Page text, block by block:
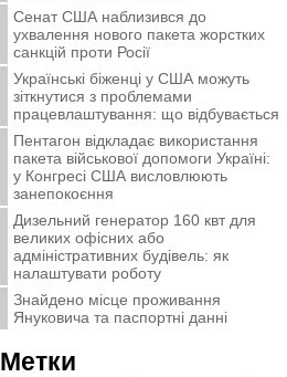
Сенат США наблизився до
ухвалення нового пакета жорстких
санкцій проти Росії
Українські біженці у США можуть
зіткнутися з проблемами
працевлаштування: що відбувається
Пентагон відкладає використання
пакета військової допомоги Україні:
у Конгресі США висловлюють
занепокоєння
Дизельний генератор 160 квт для
великих офісних або
адміністративних будівель: як
налаштувати роботу
Знайдено місце проживання
Януковича та паспортні данні
Метки